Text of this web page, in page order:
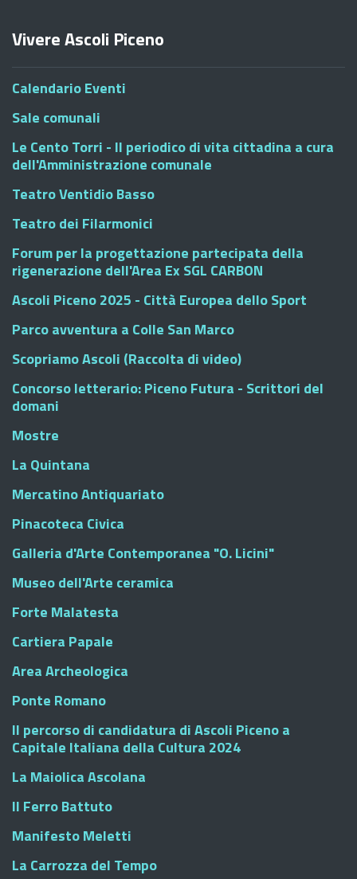
Vivere Ascoli Piceno
Calendario Eventi
Sale comunali
Le Cento Torri - Il periodico di vita cittadina a cura
dell'Amministrazione comunale
Teatro Ventidio Basso
Teatro dei Filarmonici
Forum per la progettazione partecipata della
rigenerazione dell'Area Ex SGL CARBON
Ascoli Piceno 2025 - Città Europea dello Sport
Parco avventura a Colle San Marco
Scopriamo Ascoli (Raccolta di video)
Concorso letterario: Piceno Futura - Scrittori del
domani
Mostre
La Quintana
Mercatino Antiquariato
Pinacoteca Civica
Galleria d'Arte Contemporanea "O. Licini"
Museo dell'Arte ceramica
Forte Malatesta
Cartiera Papale
Area Archeologica
Ponte Romano
Il percorso di candidatura di Ascoli Piceno a
Capitale Italiana della Cultura 2024
La Maiolica Ascolana
Il Ferro Battuto
Manifesto Meletti
La Carrozza del Tempo